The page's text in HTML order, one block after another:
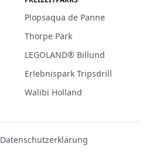
Plopsaqua de Panne
Thorpe Park
LEGOLAND® Billund
Erlebnispark Tripsdrill
Walibi Holland
Datenschutzerklärung